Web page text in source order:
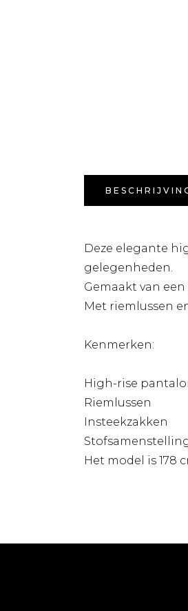
Deze elegante
gelegenheden.
Gemaakt van
Met riemlussen
Kenmerken:
High-rise
Riemlussen
Insteekzakken
Het model is 178